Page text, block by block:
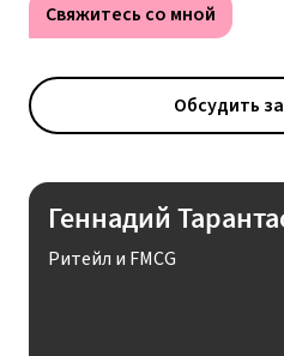
Свяжитесь со мной
Обсудить
Геннадий
Ритейл и FMCG